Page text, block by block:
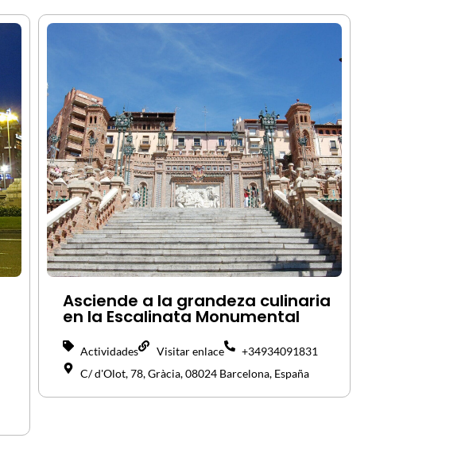
Asciende a la grandeza culinaria
en la Escalinata Monumental
Actividades Visitar enlace
+34934091831
C/ d'Olot, 78, Gràcia, 08024 Barcelona, España